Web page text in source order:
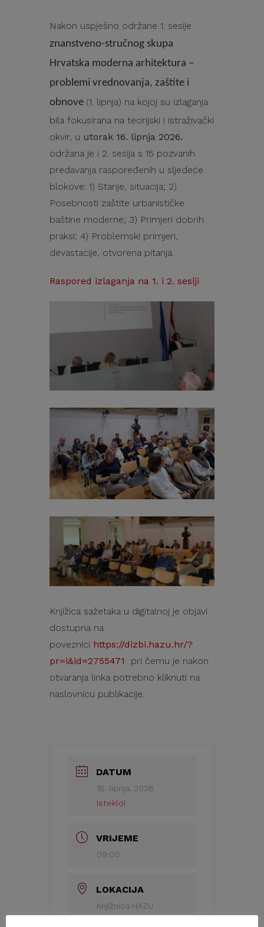
Nakon uspješno održane 1. sesije
znanstveno-stručnog skupa
Hrvatska moderna arhitektura –
problemi vrednovanja, zaštite i
obnove (1. lipnja) na kojoj su izlaganja
bila fokusirana na teorijski i istraživački
okvir, u utorak 16. lipnja 2026.
održana je i 2. sesija s 15 pozvanih
predavanja raspoređenih u sljedeće
blokove: 1) Stanje, situacija; 2)
Posebnosti zaštite urbanističke
baštine moderne; 3) Primjeri dobrih
praksi; 4) Problemski primjeri,
devastacije, otvorena pitanja.
Raspored izlaganja na 1. i 2. sesiji
Knjižica sažetaka u digitalnoj je objavi
dostupna na
poveznici https://dizbi.hazu.hr/?
pr=i&id=2755471
pri čemu je nakon
otvaranja linka potrebno kliknuti na
naslovnicu publikacije.
DATUM
16. lipnja, 2026
Isteklo!
VRIJEME
09:00
LOKACIJA
Knjižnica HAZU